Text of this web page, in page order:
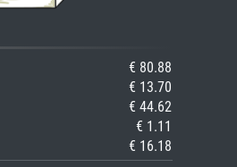
€ 80.88
€ 13.70
€ 44.62
€ 1.11
€ 16.18